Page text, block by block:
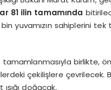
81 ilin tamamında
yuvamızın sahiplerini tek
tamamlanmasıyla
çekilişlere çevrilecek.
doğacak.